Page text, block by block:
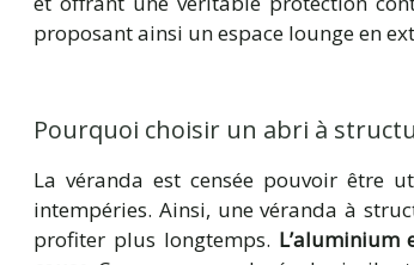
proposant ainsi un espace lounge en
Pourquoi choisir un abri à
La véranda est censée pouvoir être
intempéries. Ainsi, une véranda à
profiter plus longtemps.